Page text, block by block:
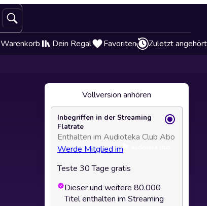
Warenkorb Dein Regal Favoriten Zuletzt angehört
Vollversion anhören
Inbegriffen in der Streaming
Flatrate
Enthalten im Audioteka Club Abo
Werde Mitglied im
Teste 30 Tage gratis
Dieser und weitere 80.000
Titel enthalten im Streaming